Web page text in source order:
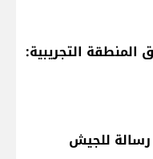
المنطقة التجريبية:
للجيش